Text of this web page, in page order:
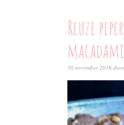
Reuze
30 november 2016